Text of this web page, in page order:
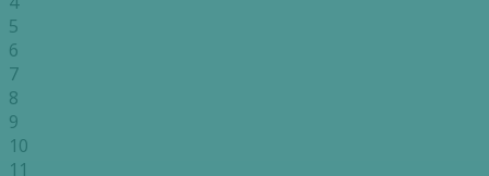
5
6
7
8
9
10
11